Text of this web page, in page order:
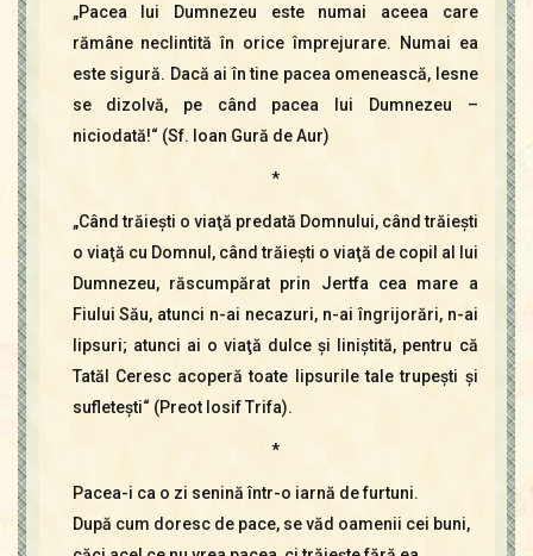
„Pacea lui Dumnezeu este numai aceea care
rămâne neclintită în orice împrejurare. Numai ea
este sigură. Dacă ai în tine pacea omenească, lesne
se dizolvă, pe când pacea lui Dumnezeu –
niciodată!“ (Sf. Ioan Gură de Aur)
*
„Când trăieşti o viaţă predată Domnului, când trăieşti
o viaţă cu Domnul, când trăieşti o viaţă de copil al lui
Dumnezeu, răscumpărat prin Jertfa cea mare a
Fiului Său, atunci n-ai necazuri, n-ai îngrijorări, n-ai
lipsuri; atunci ai o viaţă dulce şi liniştită, pentru că
Tatăl Ceresc acoperă toate lipsurile tale trupeşti şi
sufleteşti“ (Preot Iosif Trifa).
*
Pacea-i ca o zi senină într-o iarnă de furtuni.
După cum doresc de pace, se văd oamenii cei buni,